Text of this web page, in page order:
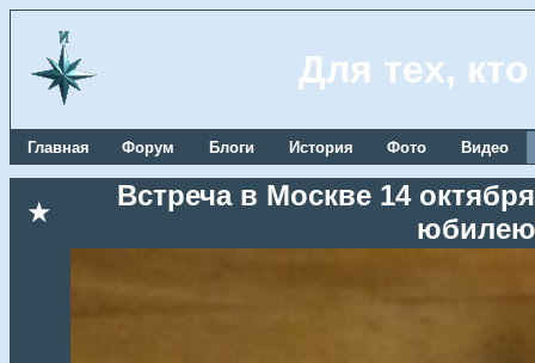
Для тех,
Главная Форум Блоги История Фото Видео
★
Встреча в Москве 14
юбилею